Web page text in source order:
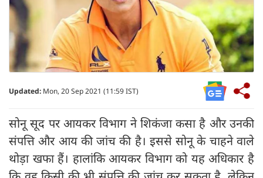
Updated: Mon, 20 Sep 2021 (11:59 IST)
सोनू सूद पर आयकर विभाग ने शिकंजा कसा है और उनकी
संपत्ति और आय की जांच की है। इससे सोनू के चाहने वाले
थोड़ा खफा हैं। हालांकि आयकर विभाग को यह अधिकार है